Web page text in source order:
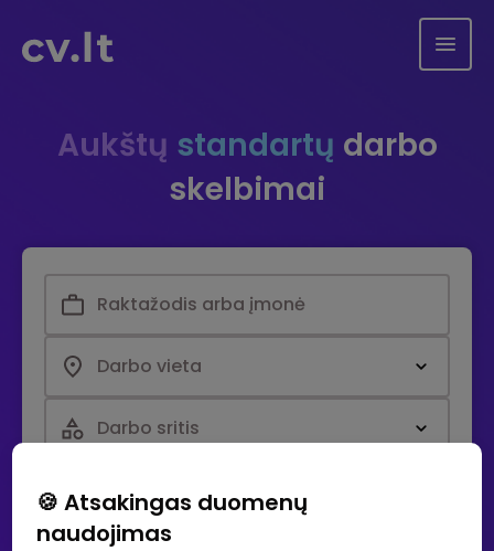
Aukštų standartų darbo
skelbimai
Darbo vieta
Darbo sritis
🍪 Atsakingas duomenų
naudojimas